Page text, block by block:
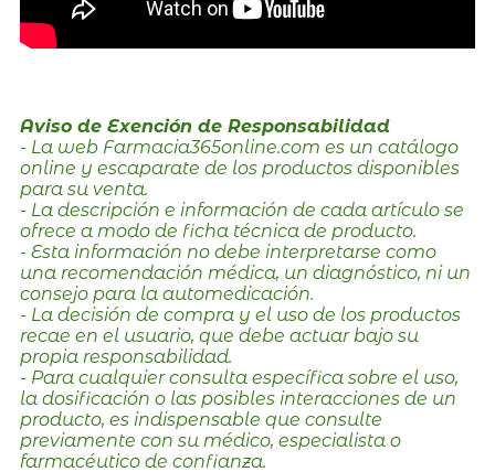
Aviso de Exención de Responsabilidad
- La web Farmacia365online.com es un catálogo
online y escaparate de los productos disponibles
para su venta.
- La descripción e información de cada artículo se
ofrece a modo de ficha técnica de producto.
- Esta información no debe interpretarse como
una recomendación médica, un diagnóstico, ni un
consejo para la automedicación.
- La decisión de compra y el uso de los productos
recae en el usuario, que debe actuar bajo su
propia responsabilidad.
- Para cualquier consulta específica sobre el uso,
la dosificación o las posibles interacciones de un
producto, es indispensable que consulte
previamente con su médico, especialista o
farmacéutico de confianza.